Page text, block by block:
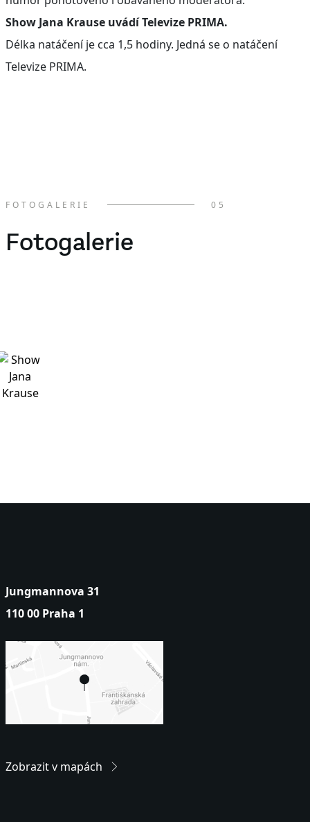
Show Jana Krause uvádí Televize PRIMA.
Délka natáčení je cca 1,5 hodiny. Jedná se o natáčení
Televize PRIMA.
Fotogalerie
FOTOGALERIE 05
Jungmannova 31
110 00 Praha 1
Zobrazit v mapách